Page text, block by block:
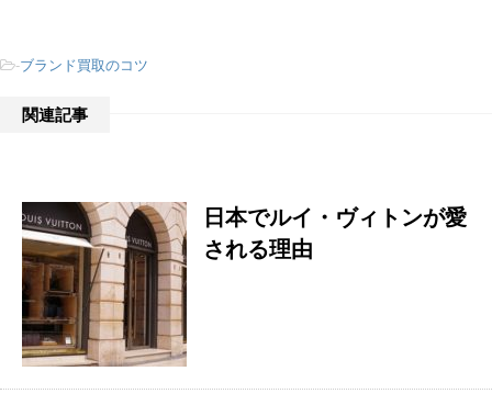
-ブランド買取のコツ
関連記事
日本でルイ・ヴィトンが愛
される理由